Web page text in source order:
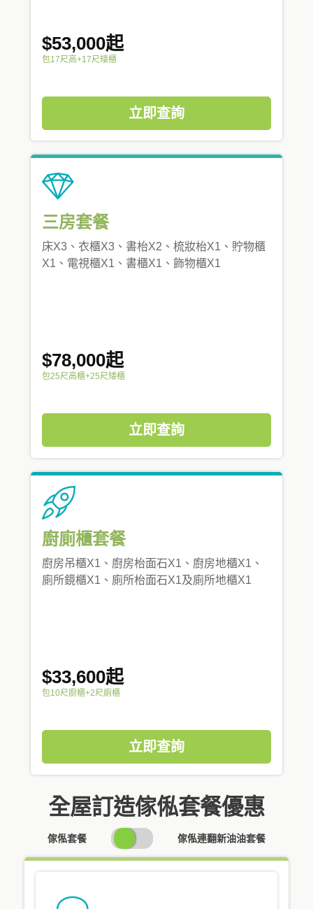
$53,000起
包17尺高+17尺矮櫃
立即查詢
三房套餐
床X3、衣櫃X3、書枱X2、梳妝枱X1、貯物櫃
X1、電視櫃X1、書櫃X1、飾物櫃X1
$78,000起
包25尺高櫃+25尺矮櫃
立即查詢
廚廁櫃套餐
廚房吊櫃X1、廚房枱面石X1、廚房地櫃X1、
廁所鏡櫃X1、廁所枱面石X1及廁所地櫃X1
$33,600起
包10尺廚櫃+2尺廁櫃
立即查詢
全屋訂造傢俬套餐優惠
傢俬套餐
SWITCH
PRICING
傢俬連翻新油油套餐